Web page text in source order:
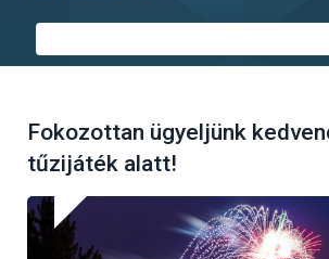
Fokozottan ügyeljünk
tűzijáték alatt!